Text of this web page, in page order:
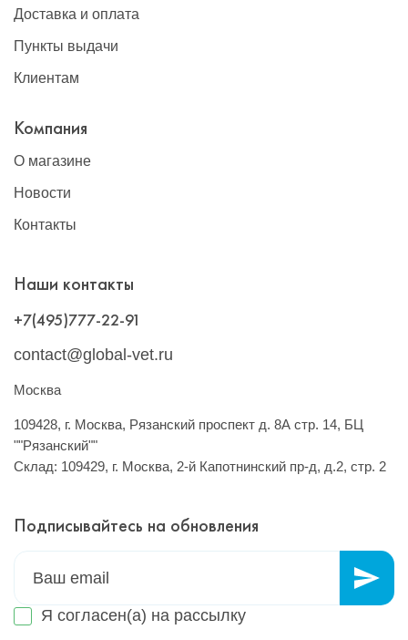
Доставка и оплата
Пункты выдачи
Клиентам
Компания
О магазине
Новости
Контакты
Наши контакты
+7(495)777-22-91
contact@global-vet.ru
Москва
109428, г. Москва, Рязанский проспект д. 8А стр. 14, БЦ
""Рязанский""
Склад: 109429, г. Москва, 2-й Капотнинский пр-д, д.2, стр. 2
Подписывайтесь на обновления
Я согласен(а) на рассылку